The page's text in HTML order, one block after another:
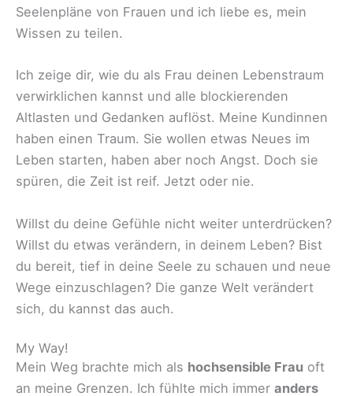
Seelenpläne von Frauen und ich liebe es, mein
Wissen zu teilen.
Ich zeige dir, wie du als Frau deinen Lebenstraum
verwirklichen kannst und alle blockierenden
Altlasten und Gedanken auflöst. Meine Kundinnen
haben einen Traum. Sie wollen etwas Neues im
Leben starten, haben aber noch Angst. Doch sie
spüren, die Zeit ist reif. Jetzt oder nie.
Willst du deine Gefühle nicht weiter unterdrücken?
Willst du etwas verändern, in deinem Leben? Bist
du bereit, tief in deine Seele zu schauen und neue
Wege einzuschlagen? Die ganze Welt verändert
sich, du kannst das auch.
My Way!
Mein Weg brachte mich als hochsensible Frau oft
an meine Grenzen. Ich fühlte mich immer anders